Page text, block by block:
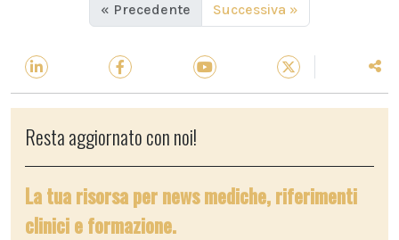
« Precedente Successiva »
Resta aggiornato con noi!
La tua risorsa per news mediche, riferimenti
clinici e formazione.